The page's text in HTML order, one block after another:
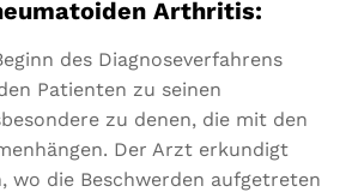
Arthritis:
des Diagnoseverfahrens
Patienten zu seinen
zu denen, die mit den
Der Arzt erkundigt
wo die Beschwerden aufgetreten
Besuchs
funktioniert.
Wenn Sie
Cookies
ablehnen,
gehen